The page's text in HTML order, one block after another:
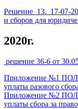
Решение 13._17-07-
и сборов для
2020г.
решение 36-6 от
Приложение №1
уплаты разового
Приложение №2
уплаты сбора за